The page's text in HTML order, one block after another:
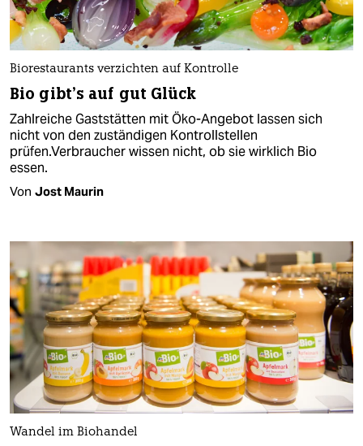
Biorestaurants verzichten auf Kontrolle
Bio gibt’s auf gut Glück
Zahlreiche Gaststätten mit Öko-Angebot lassen sich
nicht von den zuständigen Kontrollstellen
prüfen.Verbraucher wissen nicht, ob sie wirklich Bio
essen.
Von Jost Maurin
Wandel im Biohandel